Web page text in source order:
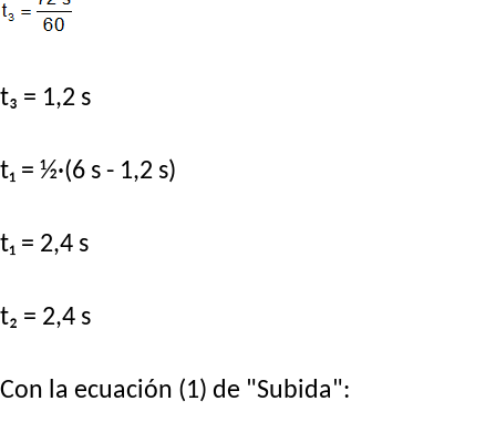
t₃ = 1,2 s
t₁ = ½·(6 s - 1,2 s)
t₁ = 2,4 s
t₂ = 2,4 s
Con la ecuación (1) de "Subida":